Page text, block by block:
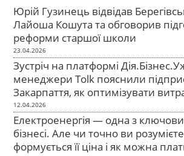
Юрій Гузинець відвідав
Лайоша Кошута та обговорив
реформи старшої школи
23.04.2026
Зустріч на платформі
менеджери Tolk пояснили
Закарпаття, як оптимізувати
12.04.2026
Електроенергія — одна з
бізнесі. Але чи точно ви
формується її ціна і як можна